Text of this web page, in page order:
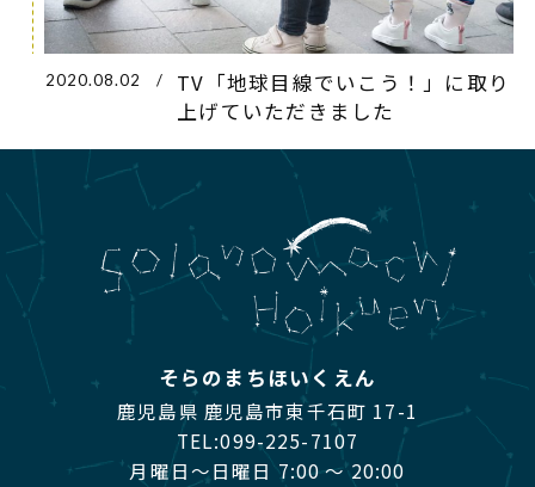
2020.08.02 /
TV「地球目線でいこう！」に取り
上げていただきました
そらのまちほいくえん
鹿児島県 鹿児島市東千石町 17-1
TEL:099-225-7107
月曜日～日曜日 7:00 ～ 20:00